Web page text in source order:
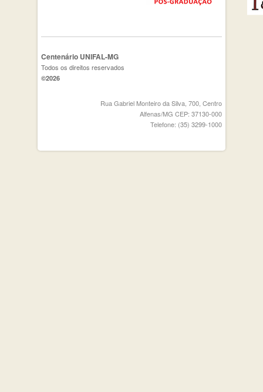
Centenário UNIFAL-MG
Todos os direitos reservados
©2026
Rua Gabriel Monteiro da Silva, 700, Centro
Alfenas/MG CEP: 37130-000
Telefone: (35) 3299-1000